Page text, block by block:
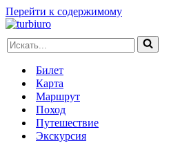
Перейти к содержимому
Искать...
Билет
Карта
Маршрут
Поход
Путешествие
Экскурсия